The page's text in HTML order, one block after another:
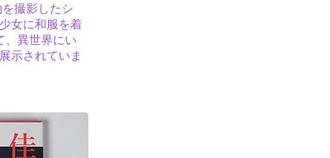
撮影したシ
女に和服を着
、異世界にい
示されていま